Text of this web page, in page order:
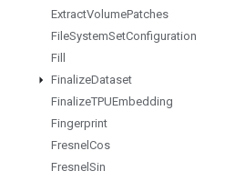
ExtractVolumePatches
FileSystemSetConfiguration
Fill
FinalizeDataset
FinalizeTPUEmbedding
Fingerprint
Fresnel Cos
Fresnel Sin